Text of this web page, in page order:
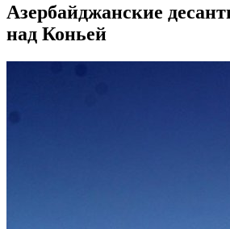
Азербайджанские
над Коньей